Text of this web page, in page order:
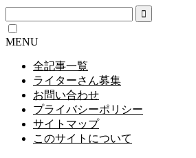
MENU
全記事一覧
ライターさん募集
お問い合わせ
プライバシーポリシー
サイトマップ
このサイトについて